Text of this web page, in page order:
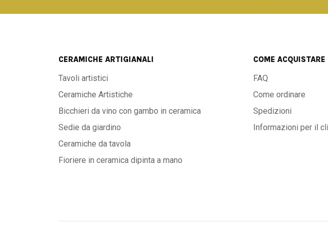
CERAMICHE ARTIGIANALI
Tavoli artistici
Ceramiche Artistiche
Bicchieri da vino con gambo in ceramica
Sedie da giardino
Ceramiche da tavola
Fioriere in ceramica dipinta a mano
COME ACQUISTARE
FAQ
Come ordinare
Spedizioni
Informazioni per il